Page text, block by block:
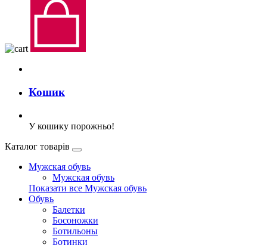
Кошик
У кошику порожньо!
Каталог товарів
Мужская обувь
Мужская обувь
Показати все Мужская обувь
Обувь
Балетки
Босоножки
Ботильоны
Ботинки